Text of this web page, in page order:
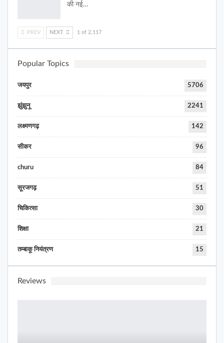
की नई…
PREV NEXT 1 of 2,117
Popular Topics
जयपुर 5706
झुंझुनू 2241
लक्ष्मणगढ़ 142
सीकर 96
churu 84
सूरजगढ़ 51
चिकित्सा 30
शिक्षा 21
तम्बाकू नियंत्रण 15
Reviews